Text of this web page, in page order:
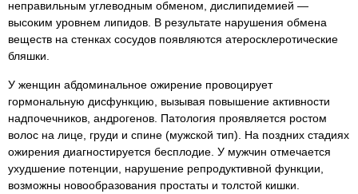
неправильным углеводным обменом, дислипидемией —
высоким уровнем липидов. В результате нарушения обмена
веществ на стенках сосудов появляются атеросклеротические
бляшки.
У женщин абдоминальное ожирение провоцирует
гормональную дисфункцию, вызывая повышение активности
надпочечников, андрогенов. Патология проявляется ростом
волос на лице, груди и спине (мужской тип). На поздних стадиях
ожирения диагностируется бесплодие. У мужчин отмечается
ухудшение потенции, нарушение репродуктивной функции,
возможны новообразования простаты и толстой кишки.